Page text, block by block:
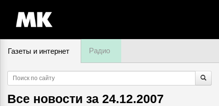
Газеты и интернет Радио
Все новости за 24.12.2007